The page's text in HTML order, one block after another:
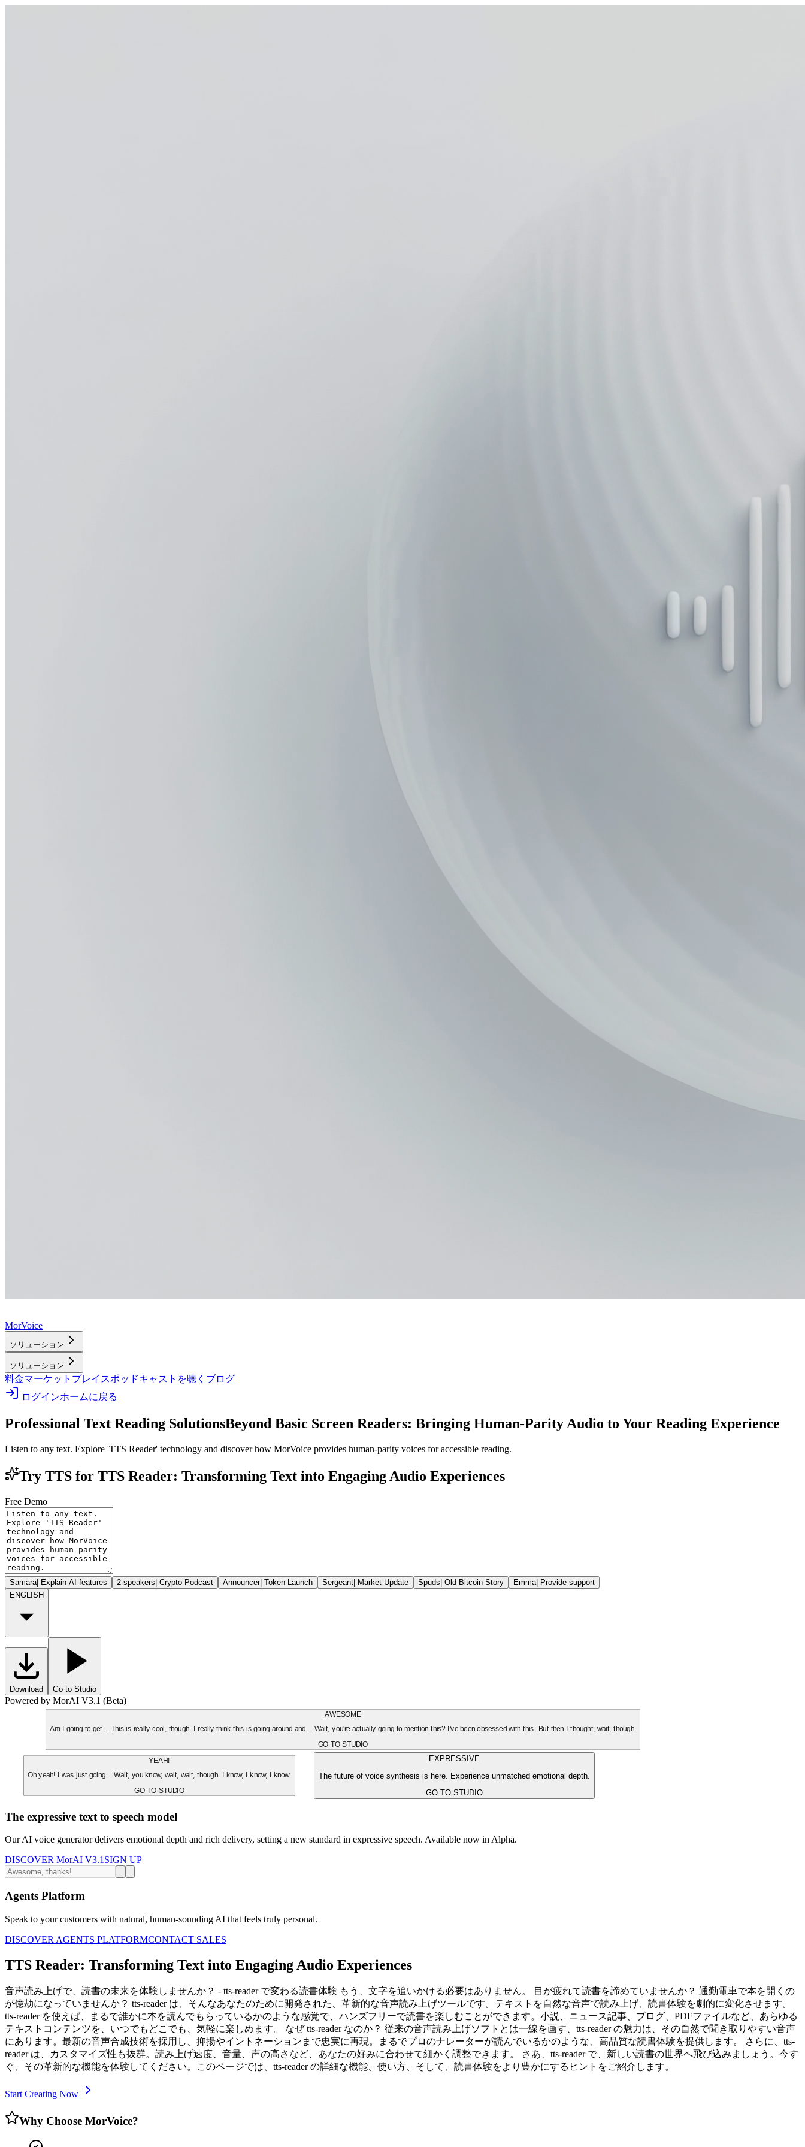
MorVoice
ソリューション
ソリューション
料金マーケットプレイスポッドキャストを聴く ブログ
ログインホームに戻る
Professional Text Reading SolutionsBeyond Basic Screen Readers: Bringing Human-Parity Audio to Your Reading Experience
Listen to any text. Explore 'TTS Reader' technology and discover how MorVoice provides human-parity voices for accessible reading.
Try TTS for TTS Reader: Transforming Text into Engaging Audio Experiences
Free Demo
Samara| Explain AI features 2 speakers| Crypto Podcast Announcer| Token Launch Sergeant| Market Update Spuds| Old Bitcoin Story Emma| Provide support
ENGLISH
Download Go to Studio
Powered by MorAI V3.1 (Beta)
AWESOME
Am I going to get... This is really cool, though. I really think this is going around and... Wait, you're actually going to mention this? I've been obsessed with this. But then I thought, wait, though.
GO TO STUDIO
YEAH!
Oh yeah! I was just going... Wait, you know, wait, wait, though. I know, I know, I know.
GO TO STUDIO
EXPRESSIVE
The future of voice synthesis is here. Experience unmatched emotional depth.
GO TO STUDIO
The expressive text to speech model
Our AI voice generator delivers emotional depth and rich delivery, setting a new standard in expressive speech. Available now in Alpha.
DISCOVER MorAI V3.1 SIGN UP
Agents Platform
Speak to your customers with natural, human-sounding AI that feels truly personal.
DISCOVER AGENTS PLATFORMCONTACT SALES
TTS Reader: Transforming Text into Engaging Audio Experiences
音声読み上げで、読書の未来を体験しませんか？ - tts-reader で変わる読書体験 もう、文字を追いかける必要はありません。 目が疲れて読書を諦めていませんか？ 通勤電車で本を開くの
が億劫になっていませんか？ tts-reader は、そんなあなたのために開発された、革新的な音声読み上げツールです。テキストを自然な音声で読み上げ、読書体験を劇的に変化させます。
tts-reader を使えば、まるで誰かに本を読んでもらっているかのような感覚で、ハンズフリーで読書を楽しむことができます。小説、ニュース記事、ブログ、PDFファイルなど、あらゆる
テキストコンテンツを、いつでもどこでも、気軽に楽しめます。 なぜ tts-reader なのか？ 従来の音声読み上げソフトとは一線を画す、tts-reader の魅力は、その自然で聞き取りやすい音声
にあります。最新の音声合成技術を採用し、抑揚やイントネーションまで忠実に再現。まるでプロのナレーターが読んでいるかのような、高品質な読書体験を提供します。 さらに、tts-
reader は、カスタマイズ性も抜群。読み上げ速度、音量、声の高さなど、あなたの好みに合わせて細かく調整できます。 さあ、tts-reader で、新しい読書の世界へ飛び込みましょう。今す
ぐ、その革新的な機能を体験してください。このページでは、tts-reader の詳細な機能、使い方、そして、読書体験をより豊かにするヒントをご紹介します。
Start Creating Now
Why Choose MorVoice?